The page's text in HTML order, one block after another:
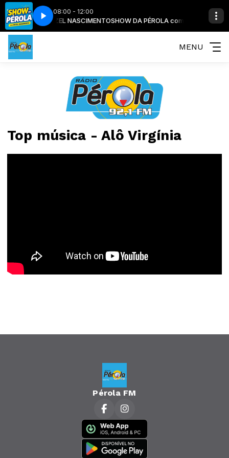
08:00 - 12:00
MANINHO - GEIZEL NASCIMENTOSHOW DA PÉROLA com O MANINHO -
FEAT. CHENCHO CORLEONEBAD GYAL – CHOQUE FEAT. CHENCHO
MENU
Top música - Alô Virgínia
Pérola FM